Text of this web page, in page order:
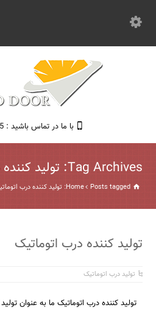
با ما در تماس باشید : 09124723785
Tag Archives: تولید کننده درب اتوماتیک
Home Posts tagged: تولید کننده درب اتوماتیک
تولید کننده درب اتوماتیک
تولید درب اتوماتیک
تولید کننده درب اتوماتیک ما به عنوان